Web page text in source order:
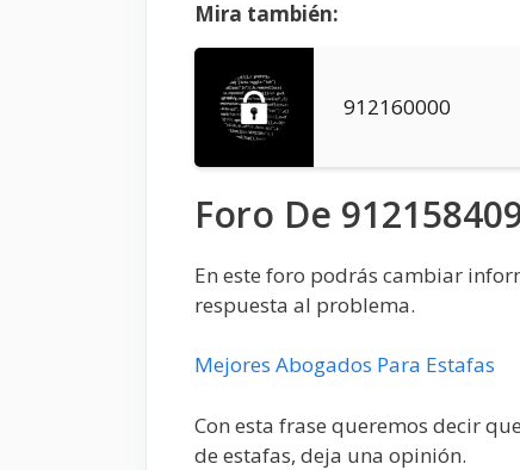
Mira también:
912160000
Foro De
En este foro podrás cambiar
respuesta al problema.
Mejores Abogados Para Estafas
Con esta frase queremos decir
de estafas, deja una opinión.